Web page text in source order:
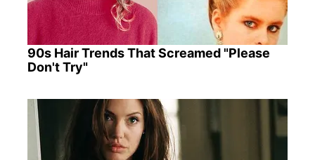
90s Hair Trends That Screamed "Please
Don't Try"